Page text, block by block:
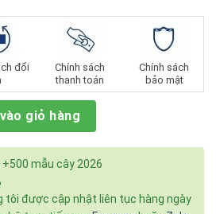
đổi
Chính sách
thanh toán
Chính sách
bảo mật
giỏ hàng
mẫu cây 2026
tôi được cập nhật liên tục hàng ngày